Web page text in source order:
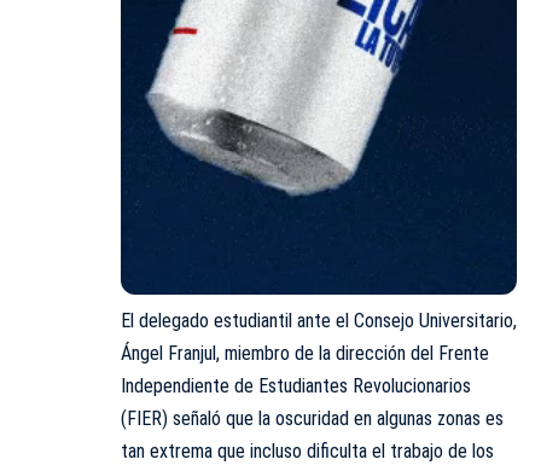
El delegado estudiantil ante el Consejo Universitario,
Ángel Franjul, miembro de la dirección del Frente
Independiente de Estudiantes Revolucionarios
(FIER) señaló que la oscuridad en algunas zonas es
tan extrema que incluso dificulta el trabajo de los